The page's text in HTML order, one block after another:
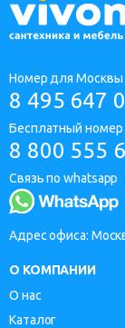
Номер для Москвы
8 495 647
Бесплатный номер
8 800 555
Связь по whatsapp
Адрес офиса:
О КОМПАНИИ
О нас
Каталог